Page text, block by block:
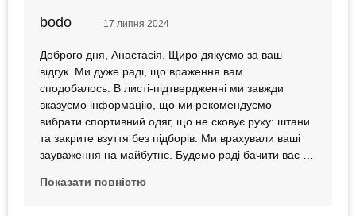
bodo 17 липня 2024
Доброго дня, Анастасія. Щиро дякуємо за ваш
відгук. Ми дуже раді, що враження вам
сподобалось. В листі-підтвердженні ми завжди
вказуємо інформацію, що ми рекомендуємо
вибрати спортивний одяг, що не сковує руху: штани
та закрите взуття без підборів. Ми врахували ваші
зауваження на майбутнє. Будемо раді бачити вас на
Показати повністю